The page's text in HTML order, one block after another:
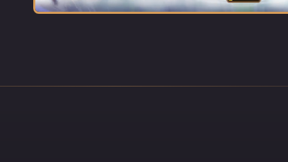
Rymowanka dała jej moc potrzebną do znalezienia